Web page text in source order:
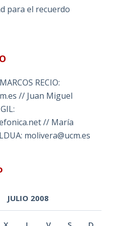
para el recuerdo
RECIO:
// Juan Miguel
// María
molivera@ucm.es
JULIO 2008